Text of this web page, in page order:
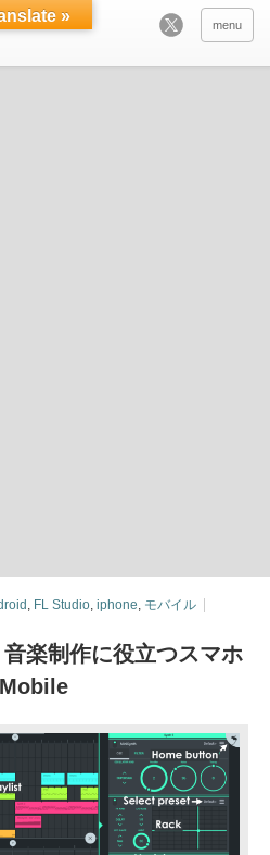
menu
, FL Studio, iphone, モバイル
楽制作に役立つスマホ
»